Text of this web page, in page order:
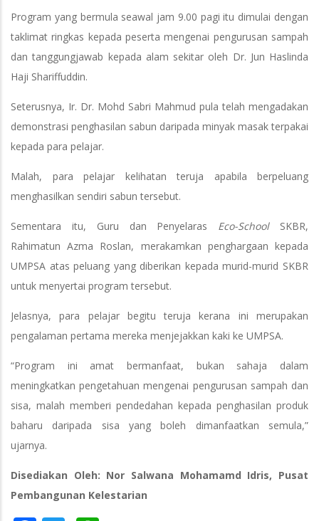
Program yang bermula seawal jam 9.00 pagi itu dimulai dengan
taklimat ringkas kepada peserta mengenai pengurusan sampah
dan tanggungjawab kepada alam sekitar oleh Dr. Jun Haslinda
Haji Shariffuddin.
Seterusnya, Ir. Dr. Mohd Sabri Mahmud pula telah mengadakan
demonstrasi penghasilan sabun daripada minyak masak terpakai
kepada para pelajar.
Malah, para pelajar kelihatan teruja apabila berpeluang
menghasilkan sendiri sabun tersebut.
Sementara itu, Guru dan Penyelaras Eco-SchoolSKBR,
Rahimatun Azma Roslan, merakamkan penghargaan kepada
UMPSA atas peluang yang diberikan kepada murid-murid SKBR
untuk menyertai program tersebut.
Jelasnya, para pelajar begitu teruja kerana ini merupakan
pengalaman pertama mereka menjejakkan kaki ke UMPSA.
“Program ini amat bermanfaat, bukan sahaja dalam
meningkatkan pengetahuan mengenai pengurusan sampah dan
sisa, malah memberi pendedahan kepada penghasilan produk
baharu daripada sisa yang boleh dimanfaatkan semula,”
ujarnya.
Disediakan Oleh: Nor Salwana Mohamamd Idris, Pusat
Pembangunan Kelestarian